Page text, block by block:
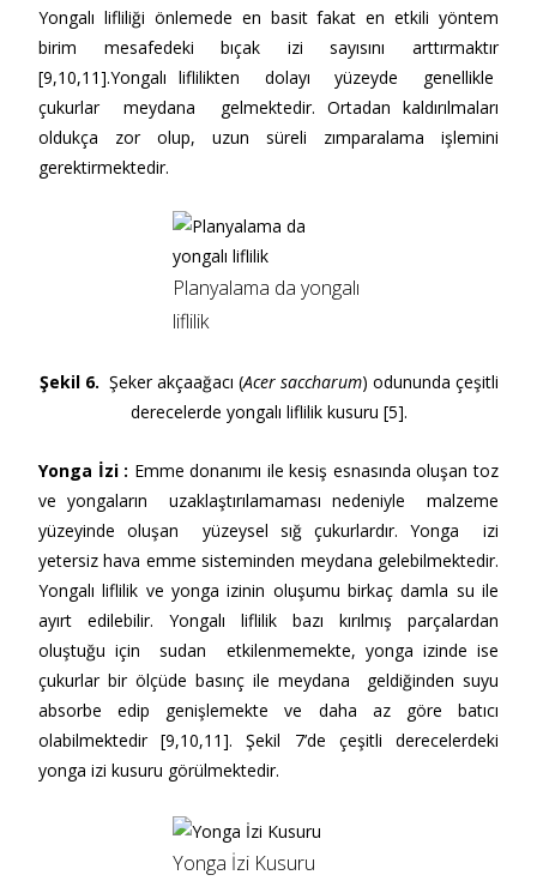
Yongalı lifliliği önlemede en basit fakat en etkili yöntem
birim mesafedeki bıçak izi sayısını arttırmaktır
[9,10,11].Yongalı liflilikten dolayı yüzeyde genellikle
çukurlar meydana gelmektedir. Ortadan kaldırılmaları
oldukça zor olup, uzun süreli zımparalama işlemini
gerektirmektedir.
Planyalama da yongalı
liflilik
Şekil 6. Şeker akçaağacı (Acer saccharum) odununda çeşitli
derecelerde yongalı liflilik kusuru [5].
Yonga İzi: Emme donanımı ile kesiş esnasında oluşan toz
ve yongaların uzaklaştırılamaması nedeniyle malzeme
yüzeyinde oluşan yüzeysel sığ çukurlardır. Yonga izi
yetersiz hava emme sisteminden meydana gelebilmektedir.
Yongalı liflilik ve yonga izinin oluşumu birkaç damla su ile
ayırt edilebilir. Yongalı liflilik bazı kırılmış parçalardan
oluştuğu için sudan etkilenmemekte, yonga izinde ise
çukurlar bir ölçüde basınç ile meydana geldiğinden suyu
absorbe edip genişlemekte ve daha az göre batıcı
olabilmektedir [9,10,11]. Şekil 7’de çeşitli derecelerdeki
yonga izi kusuru görülmektedir.
Yonga İzi Kusuru